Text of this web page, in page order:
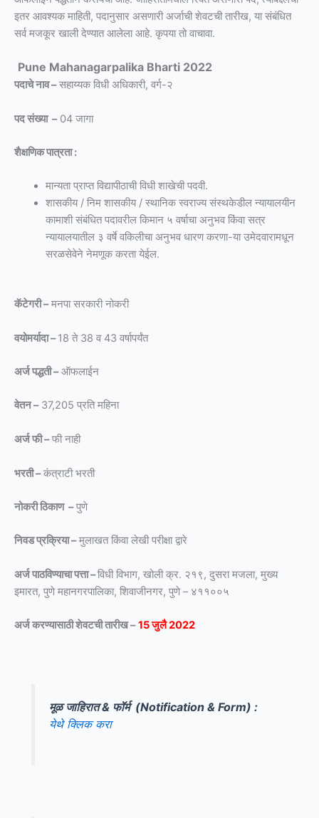
इतर आवश्यक माहिती, पदानुसार असणारी अर्जाची शेवटची तारीख, या संबंधित
सर्व मजकूर खाली देण्यात आलेला आहे. कृपया तो वाचावा.
Pune Mahanagarpalika Bharti 2022
पदाचे नाव –सहाय्यक विधी अधिकारी, वर्ग-२
पद संख्या –04 जागा
शैक्षणिक पात्रता :
मान्यता प्राप्त विद्यापीठाची विधी शाखेची पदवी.
शासकीय / निम शासकीय / स्थानिक स्वराज्य संस्थकेडील न्यायालयीन
कामाशी संबंधित पदावरील किमान ५ वर्षाचा अनुभव किंवा सत्र
न्यायालयातील ३ वर्षे वकिलीचा अनुभव धारण करणा-या उमेदवारामधून
सरळसेवेने नेमणूक करता येईल.
कॅटेगरी –मनपा सरकारी नोकरी
वयोमर्यादा –18 ते 38 व 43 वर्षापर्यंत
अर्ज पद्धती –ऑफलाईन
वेतन –37,205 प्रति महिना
अर्ज फी –फी नाही
भरती –कंत्राटी भरती
नोकरी ठिकाण –पुणे
निवड प्रक्रिया –मुलाखत किंवा लेखी परीक्षा द्वारे
अर्ज पाठविण्याचा पत्ता –विधी विभाग, खोली क्र. २१९, दुसरा मजला, मुख्य
इमारत, पुणे महानगरपालिका, शिवाजीनगर, पुणे – ४११००५
अर्ज करण्यासाठी शेवटची तारीख – 15 जुलै 2022
मूळ जाहिरात & फॉर्म (Notification & Form) :
येथे क्लिक करा